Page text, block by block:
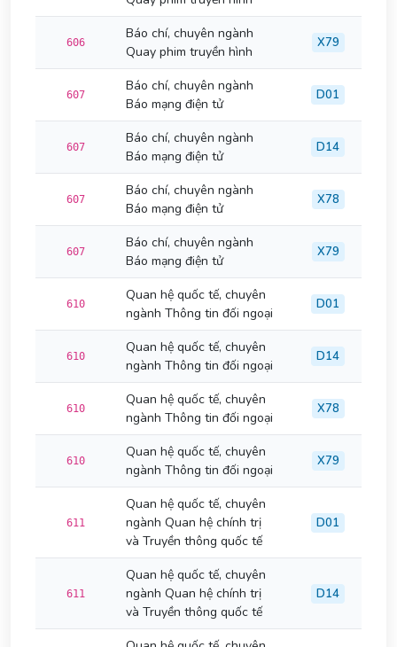
606
Báo chí, chuyên ngành
Quay phim truyền hình
X79
607
Báo chí, chuyên ngành
Báo mạng điện tử
D01
607
Báo chí, chuyên ngành
Báo mạng điện tử
D14
607
Báo chí, chuyên ngành
Báo mạng điện tử
X78
607
Báo chí, chuyên ngành
Báo mạng điện tử
X79
610
Quan hệ quốc tế, chuyên
ngành Thông tin đối ngoại
D01
610
Quan hệ quốc tế, chuyên
ngành Thông tin đối ngoại
D14
610
Quan hệ quốc tế, chuyên
ngành Thông tin đối ngoại
X78
610
Quan hệ quốc tế, chuyên
ngành Thông tin đối ngoại
X79
611
Quan hệ quốc tế, chuyên
ngành Quan hệ chính trị
và Truyền thông quốc tế
D01
611
Quan hệ quốc tế, chuyên
ngành Quan hệ chính trị
và Truyền thông quốc tế
D14